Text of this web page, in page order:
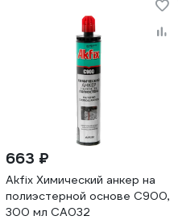
663 ₽
Akfix Химический анкер на
полиэстерной основе C900,
300 мл CA032